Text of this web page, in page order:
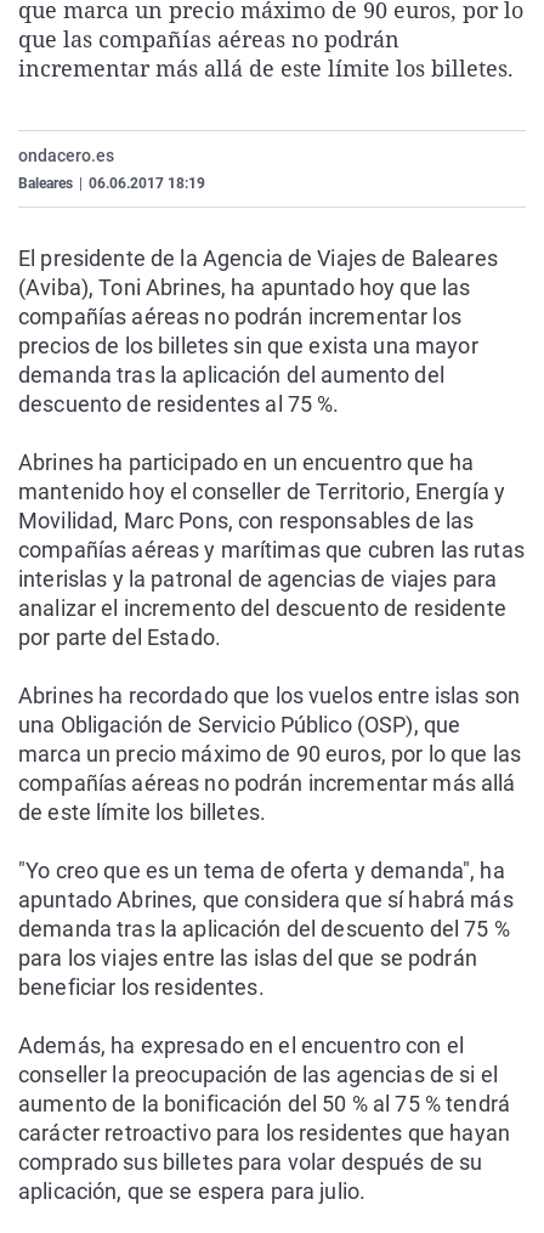
La rosa de los vientos
Gente viajera
Caso
Retornados
Extremadura
Galicia
Virales
Televisión
que marca un precio máximo de 90 euros, por lo
que las compañías aéreas no podrán
incrementar más allá de este límite los billetes.
ondacero.es
Baleares 06.06.2017 18:19
El presidente de la Agencia de Viajes de Baleares
(Aviba), Toni Abrines, ha apuntado hoy que las
compañías aéreas no podrán incrementar los
precios de los billetes sin que exista una mayor
demanda tras la aplicación del aumento del
descuento de residentes al 75 %.
Abrines ha participado en un encuentro que ha
mantenido hoy el conseller de Territorio, Energía y
Movilidad, Marc Pons, con responsables de las
compañías aéreas y marítimas que cubren las rutas
interislas y la patronal de agencias de viajes para
analizar el incremento del descuento de residente
por parte del Estado.
Abrines ha recordado que los vuelos entre islas son
una Obligación de Servicio Público (OSP), que
marca un precio máximo de 90 euros, por lo que las
compañías aéreas no podrán incrementar más allá
de este límite los billetes.
"Yo creo que es un tema de oferta y demanda", ha
apuntado Abrines, que considera que sí habrá más
demanda tras la aplicación del descuento del 75 %
para los viajes entre las islas del que se podrán
beneficiar los residentes.
Además, ha expresado en el encuentro con el
conseller la preocupación de las agencias de si el
aumento de la bonificación del 50 % al 75 % tendrá
carácter retroactivo para los residentes que hayan
comprado sus billetes para volar después de su
aplicación, que se espera para julio.